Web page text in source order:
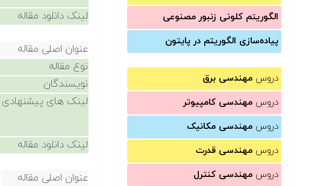
الگوریتم کلونی زنبور مصنوعی
پیاده‌سازی الگوریتم در پایتون
دروس مهندسی برق
دروس مهندسی کامپیوتر
دروس مهندسی مکانیک
دروس مهندسی قدرت
دروس مهندسی کنترل
لینک دانلود مقاله
عنوان اصلی مقاله
نوع مقاله
نویسندگان
لینک های پیشنهادی
لینک دانلود مقاله
عنوان اصلی مقاله